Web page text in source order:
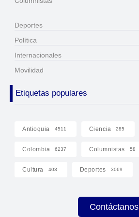
Deportes
Política
Internacionales
Movilidad
Etiquetas populares
Antioquia 4511 Ciencia 285
Colombia 6237 Columnistas 58
Cultura 403 Deportes 3069
Contáctanos